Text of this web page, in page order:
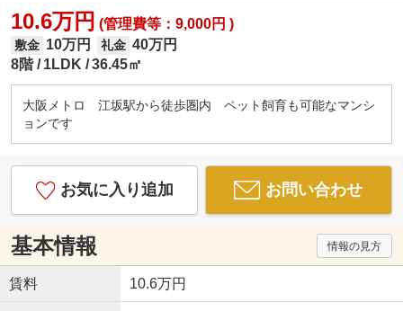
10.6万円 (管理費等：9,000円 )
敷金 10万円 礼金 40万円
8階
1LDK 36.45㎡
大阪メトロ 江坂駅から徒歩圏内 ペット飼育も可能なマンシ
ョンです
お気に入り追加 お問い合わせ
基本情報 情報の見方
賃料 10.6万円